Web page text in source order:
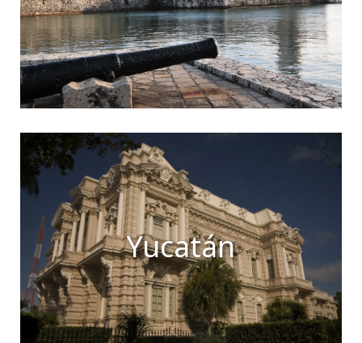
Yucatán